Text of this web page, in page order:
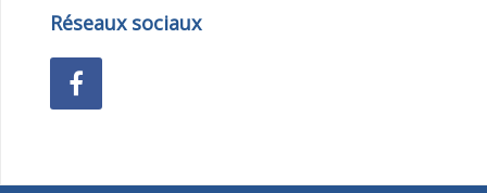
Réseauxsociaux